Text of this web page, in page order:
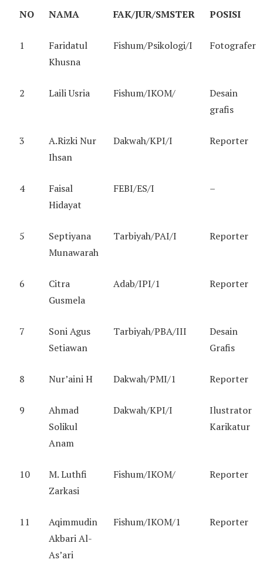
NO NAMA FAK/JUR/SMSTER POSISI
1
Faridatul
Khusna
Fishum/Psikologi/I Fotografer
2 Laili Usria Fishum/IKOM/
Desain
grafis
3
A.Rizki Nur
Ihsan
Dakwah/KPI/I Reporter
4
Faisal
Hidayat
FEBI/ES/I –
5
Septiyana
Munawarah
Tarbiyah/PAI/I Reporter
6
Citra
Gusmela
Adab/IPI/1 Reporter
7
Soni Agus
Setiawan
Tarbiyah/PBA/III
Desain
Grafis
8 Nur’aini H Dakwah/PMI/1 Reporter
9
Ahmad
Solikul
Anam
Dakwah/KPI/I
Ilustrator
Karikatur
10
M. Luthfi
Zarkasi
Fishum/IKOM/ Reporter
11
Aqimmudin
Akbari Al-
As’ari
Fishum/IKOM/1 Reporter